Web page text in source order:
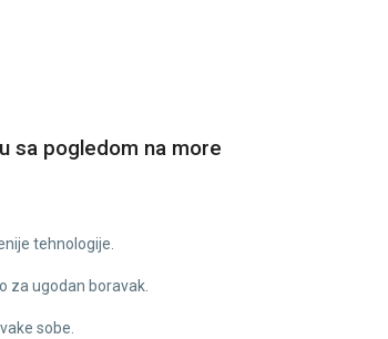
sa pogledom na more
tehnologije.
za ugodan boravak.
sobe.